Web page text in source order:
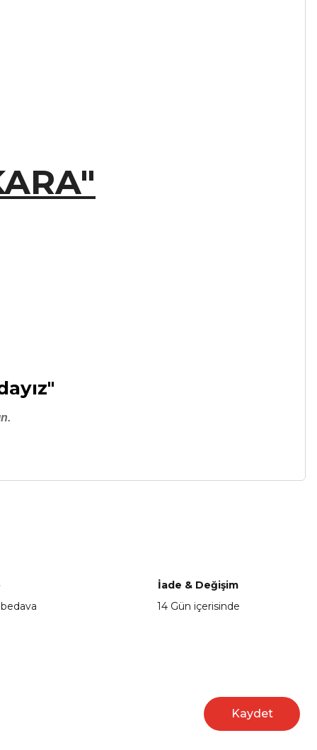
İade & Değişim
14 Gün içerisinde
Kaydet